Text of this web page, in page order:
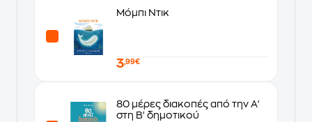
Μόμπι Ντικ
3,99€
80 μέρες διακοπές από την Α'
στη Β' δημοτικού